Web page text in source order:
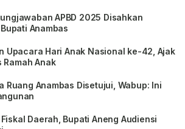
APBD 2025 Disahkan
Anambas
Upacara Hari Anak Nasional ke-42, Ajak
Anak
Ruang Anambas Disetujui, Wabup: Ini
Daerah, Bupati Aneng Audiensi